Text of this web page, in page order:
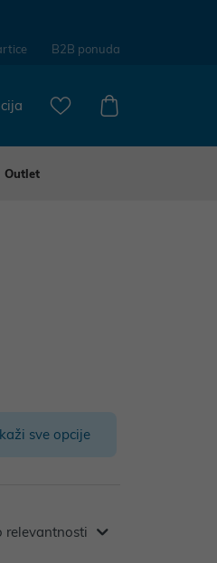
B2B ponuda
Outlet
sve opcije
relevantnosti